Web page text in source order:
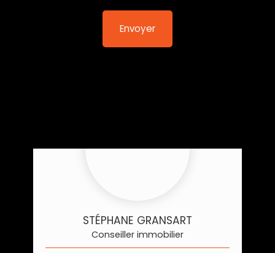
Envoyer
STÉPHANE GRANSART
Conseiller immobilier